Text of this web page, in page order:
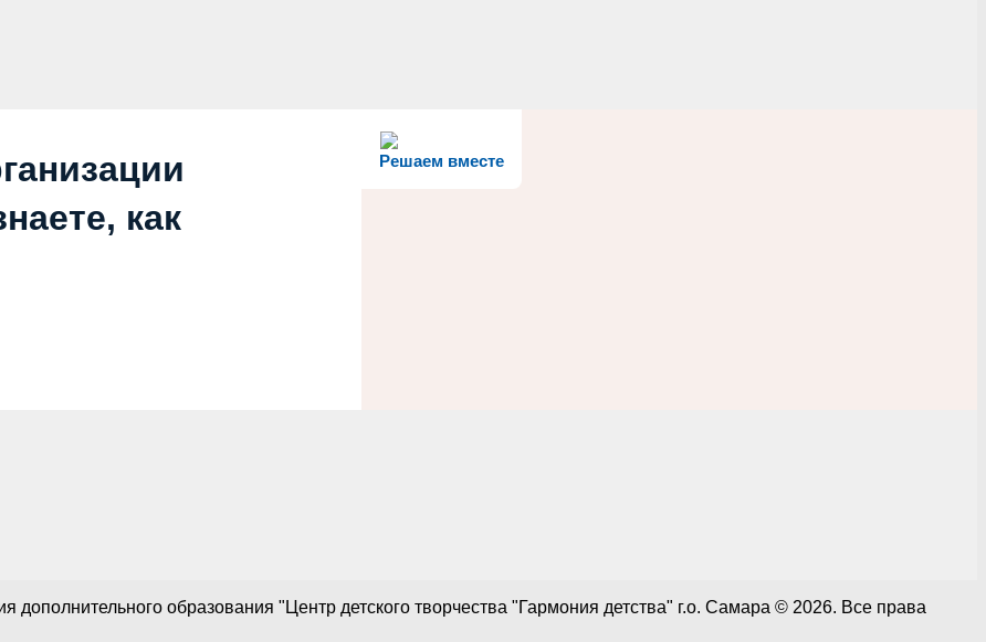
Решаем вместе
как
образования "Центр детского творчества "Гармония детства" г.о. Самара © 2026. Все права